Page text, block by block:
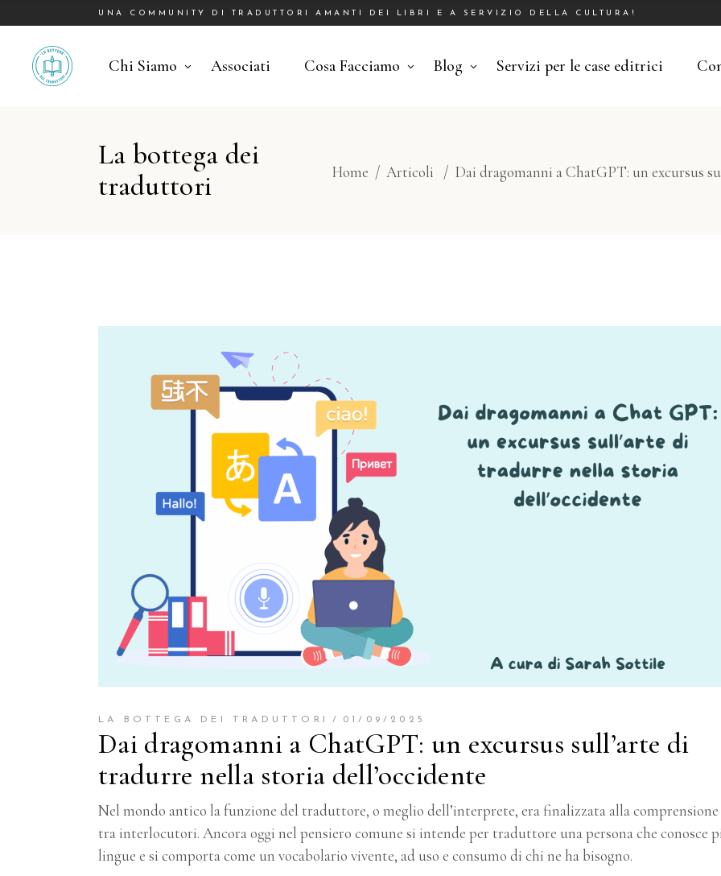
UNA COMMUNITY DI TRADUTTORI AMANTI DEI LIBRI E A SERVIZIO DELLA CULTURA!
Chi Siamo Associati Cosa Facciamo Blog Servizi per le case editrici
La bottega dei
traduttori
Home / Articoli / Dai dragomanni a ChatGPT: un excursus
LA BOTTEGA DEI TRADUTTORI 01/09/2025
Dai dragomanni a ChatGPT: un excursus sull’arte di
tradurre nella storia dell’occidente
Nel mondo antico la funzione del traduttore, o meglio dell’interprete, era finalizzata alla comprensione
tra interlocutori. Ancora oggi nel pensiero comune si intende per traduttore una persona che conosce
lingue e si comporta come un vocabolario vivente, ad uso e consumo di chi ne ha bisogno.